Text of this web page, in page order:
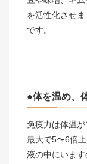
を活性化させ
です。
●体を温め、
免疫力は体温
最大で5〜6倍
液の中にいま